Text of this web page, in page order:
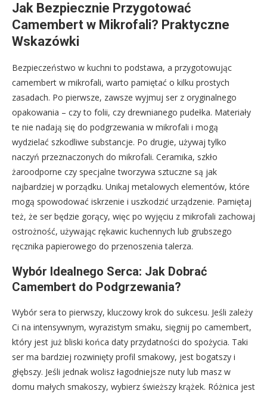
Jak Bezpiecznie Przygotować
Camembert w Mikrofali? Praktyczne
Wskazówki
Bezpieczeństwo w kuchni to podstawa, a przygotowując
camembert w mikrofali, warto pamiętać o kilku prostych
zasadach. Po pierwsze, zawsze wyjmuj ser z oryginalnego
opakowania – czy to folii, czy drewnianego pudełka. Materiały
te nie nadają się do podgrzewania w mikrofali i mogą
wydzielać szkodliwe substancje. Po drugie, używaj tylko
naczyń przeznaczonych do mikrofali. Ceramika, szkło
żaroodporne czy specjalne tworzywa sztuczne są jak
najbardziej w porządku. Unikaj metalowych elementów, które
mogą spowodować iskrzenie i uszkodzić urządzenie. Pamiętaj
też, że ser będzie gorący, więc po wyjęciu z mikrofali zachowaj
ostrożność, używając rękawic kuchennych lub grubszego
ręcznika papierowego do przenoszenia talerza.
Wybór Idealnego Serca: Jak Dobrać
Camembert do Podgrzewania?
Wybór sera to pierwszy, kluczowy krok do sukcesu. Jeśli zależy
Ci na intensywnym, wyrazistym smaku, sięgnij po camembert,
który jest już bliski końca daty przydatności do spożycia. Taki
ser ma bardziej rozwinięty profil smakowy, jest bogatszy i
głębszy. Jeśli jednak wolisz łagodniejsze nuty lub masz w
domu małych smakoszy, wybierz świeższy krążek. Różnica jest